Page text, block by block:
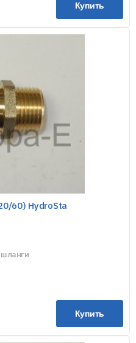
Купить
60) HydroSta
Купить